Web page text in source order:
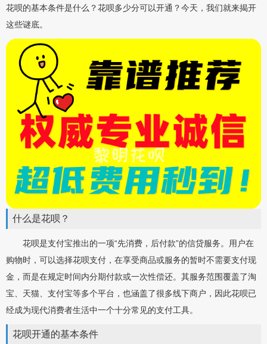
花呗的基本条件是什么？花呗多少分可以开通？今天，我们就来揭开
这些谜底。
什么是花呗？
花呗是支付宝推出的一项“先消费，后付款”的信贷服务。用户在
购物时，可以选择花呗支付，在享受商品或服务的暂时不需要支付现
金，而是在规定时间内分期付款或一次性偿还。其服务范围覆盖了淘
宝、天猫、支付宝等多个平台，也涵盖了很多线下商户，因此花呗已
经成为现代消费者生活中一个十分常见的支付工具。
花呗开通的基本条件